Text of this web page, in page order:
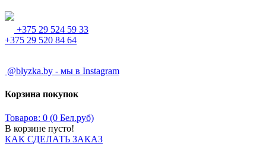
+375 29 524 59 33
+375 29 520 84 64
@blyzka.by - мы в Instagram
Корзина покупок
Товаров: 0 (0 Бел.руб)
В корзине пусто!
КАК СДЕЛАТЬ ЗАКАЗ